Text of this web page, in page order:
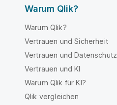
Warum Qlik?
Warum Qlik?
Vertrauen und Sicherheit
Vertrauen und Datenschutz
Vertrauen und KI
Warum Qlik für KI?
Qlik vergleichen